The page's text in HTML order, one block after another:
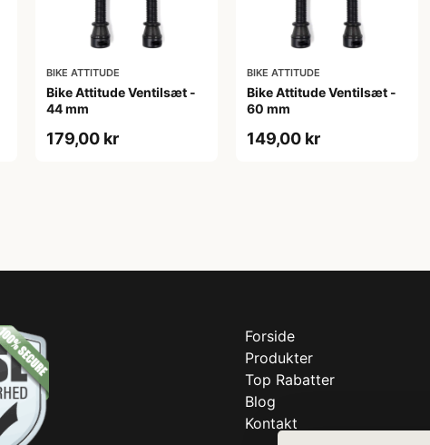
BIKE ATTITUDE
Bike Attitude Ventilsæt -
44 mm
179,00 kr
BIKE ATTITUDE
Bike Attitude Ventilsæt -
60 mm
149,00 kr
Forside
Produkter
Top Rabatter
Blog
Kontakt